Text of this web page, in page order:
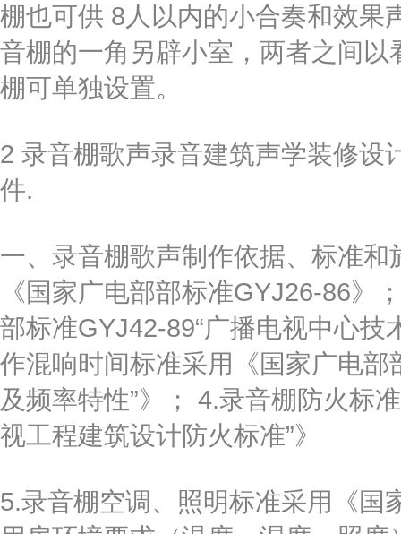
棚也可供 8人以内的小合奏和效果
音棚的一角另辟小室，两者之间
棚可单独设置。
2 录音棚歌声录音建筑声学装修设
件.
一、录音棚歌声制作依据、标准
《国家广电部部标准GYJ26-86》
部标准GYJ42-89“广播电视中心技
作混响时间标准采用《国家广电
及频率特性”》； 4.录音棚防火标
视工程建筑设计防火标准”》
5.录音棚空调、照明标准采用《国